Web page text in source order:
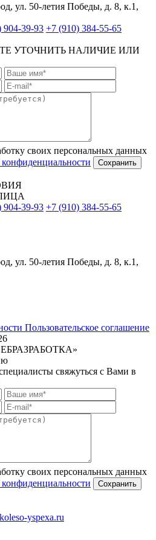
ул. 50-летия Победы, д. 8, к.1,
904-39-93 +7 (910) 384-55-65
УТОЧНИТЬ НАЛИЧИЕ ИЛИ
своих персональных данных
904-39-93 +7 (910) 384-55-65
ул. 50-летия Победы, д. 8, к.1,
Пользовательское соглашение
свяжуться с Вами в
своих персональных данных
yspexa.ru